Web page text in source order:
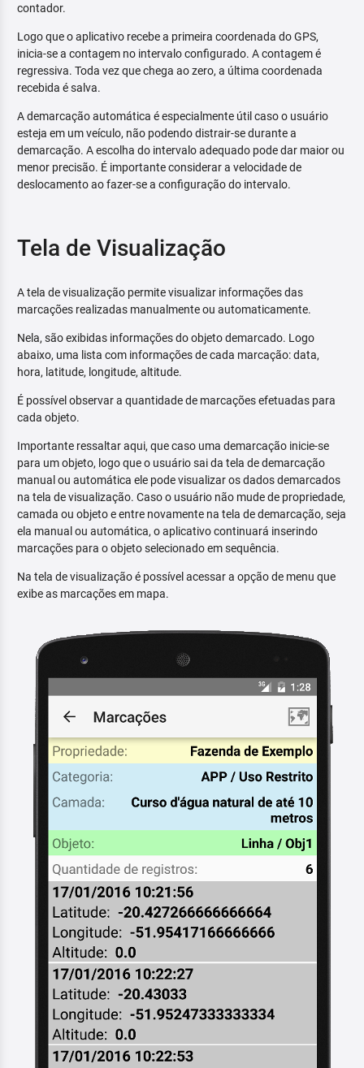
contador.
Logo que o aplicativo recebe a primeira coordenada do GPS,
inicia-se a contagem no intervalo configurado. A contagem é
regressiva. Toda vez que chega ao zero, a última coordenada
recebida é salva.
A demarcação automática é especialmente útil caso o usuário
esteja em um veículo, não podendo distrair-se durante a
demarcação. A escolha do intervalo adequado pode dar maior ou
menor precisão. É importante considerar a velocidade de
deslocamento ao fazer-se a configuração do intervalo.
Tela de Visualização
A tela de visualização permite visualizar informações das
marcações realizadas manualmente ou automaticamente.
Nela, são exibidas informações do objeto demarcado. Logo
abaixo, uma lista com informações de cada marcação: data,
hora, latitude, longitude, altitude.
É possível observar a quantidade de marcações efetuadas para
cada objeto.
Importante ressaltar aqui, que caso uma demarcação inicie-se
para um objeto, logo que o usuário sai da tela de demarcação
manual ou automática ele pode visualizar os dados demarcados
na tela de visualização. Caso o usuário não mude de propriedade,
camada ou objeto e entre novamente na tela de demarcação, seja
ela manual ou automática, o aplicativo continuará inserindo
marcações para o objeto selecionado em sequência.
Na tela de visualização é possível acessar a opção de menu que
exibe as marcações em mapa.